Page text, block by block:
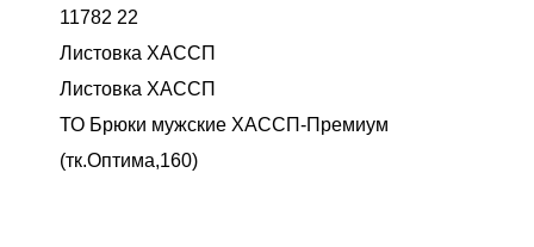
11782 22
Листовка ХАССП
Листовка ХАССП
ТО Брюки мужские ХАССП-Премиум
(тк.Оптима,160)